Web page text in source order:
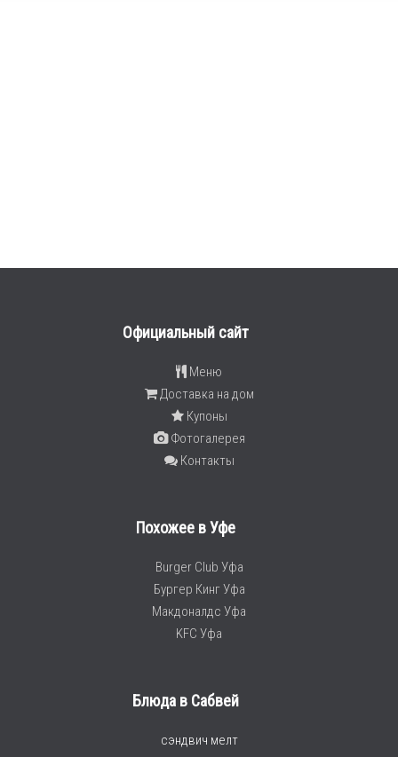
Официальный сайт
Меню
Доставка на дом
Купоны
Фотогалерея
Контакты
Похожее в Уфе
Burger Club Уфа
Бургер Кинг Уфа
Макдоналдс Уфа
KFC Уфа
Блюда в Сабвей
сэндвич мелт